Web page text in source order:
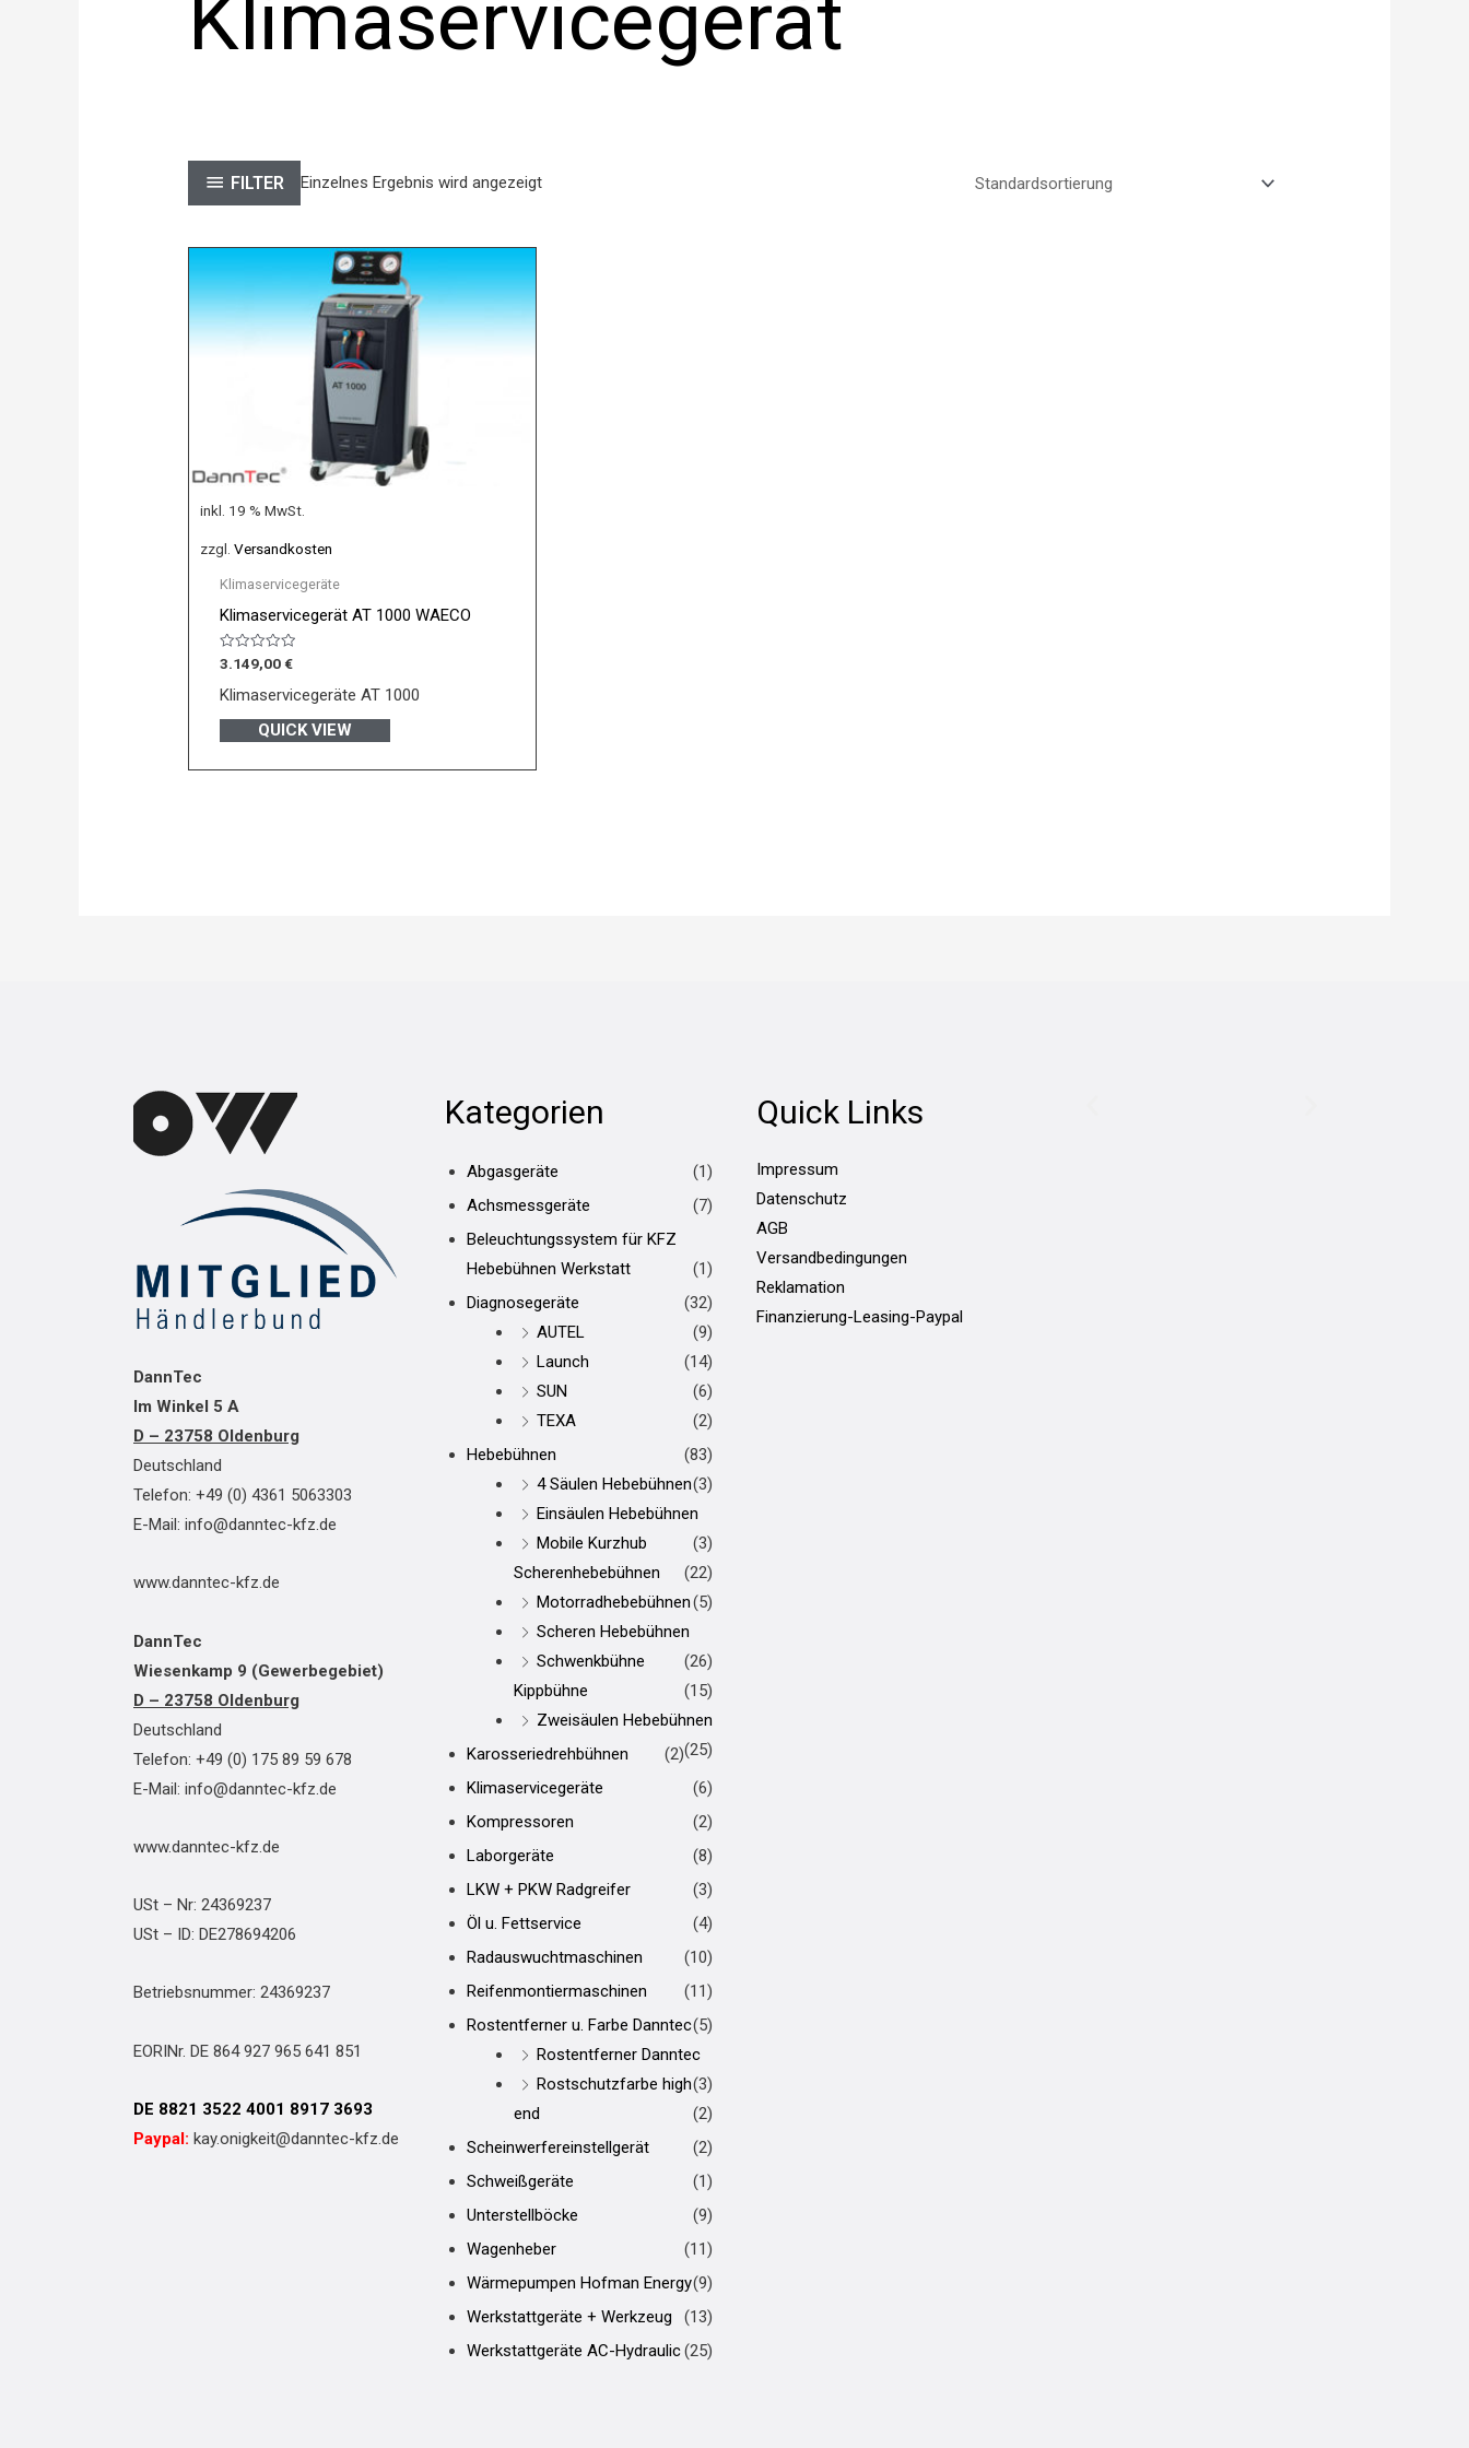
Klimaservicegerät
FILTER Einzelnes Ergebnis wird angezeigt
inkl. 19 % MwSt.
zzgl.Versandkosten
Klimaservicegeräte
Klimaservicegerät AT 1000 WAECO
Bewertet
0
von
3.149,00 €
Klimaservicegeräte AT 1000
QUICK VIEW
DannTec
Im Winkel 5 A
D – 23758 Oldenburg
Deutschland
Telefon: +49 (0) 4361 5063303
E-Mail: info@danntec-kfz.de
www.danntec-kfz.de
DannTec
Wiesenkamp 9 (Gewerbegebiet)
D – 23758 Oldenburg
Deutschland
Telefon: +49 (0) 175 89 59 678
E-Mail: info@danntec-kfz.de
www.danntec-kfz.de
USt – Nr: 24369237
USt – ID: DE278694206
Betriebsnummer: 24369237
EORINr. DE 864 927 965 641 851
DE 8821 3522 4001 8917 3693
Paypal: kay.onigkeit@danntec-kfz.de
Kategorien
Abgasgeräte
(1)
Achsmessgeräte
(7)
Beleuchtungssystem für KFZ
Hebebühnen Werkstatt
(1)
Diagnosegeräte
(32)
AUTEL
(9)
Launch
(14)
SUN
(6)
TEXA
(2)
Hebebühnen
(83)
4 Säulen Hebebühnen(3)
Einsäulen Hebebühnen
(3)
Mobile Kurzhub
Scherenhebebühnen
(22)
Motorradhebebühnen(5)
Scheren Hebebühnen
(26)
Schwenkbühne
Kippbühne
(15)
Zweisäulen Hebebühnen
(25)
Karosseriedrehbühnen
(2)
Klimaservicegeräte
(6)
Kompressoren
(2)
Laborgeräte
(8)
LKW + PKW Radgreifer
(3)
Öl u. Fettservice
(4)
Radauswuchtmaschinen
(10)
Reifenmontiermaschinen
(11)
Rostentferner u. Farbe Danntec(5)
Rostentferner Danntec
(3)
Rostschutzfarbe high
end
(2)
Scheinwerfereinstellgerät
(2)
Schweißgeräte
(1)
Unterstellböcke
(9)
Wagenheber
(11)
Wärmepumpen Hofman Energy(9)
Werkstattgeräte + Werkzeug
(13)
Werkstattgeräte AC-Hydraulic(25)
Quick Links
Impressum
Datenschutz
AGB
Versandbedingungen
Reklamation
Finanzierung-Leasing-Paypal